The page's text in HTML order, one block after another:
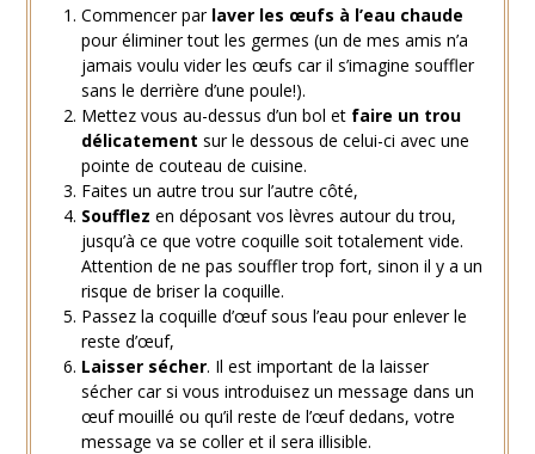
Commencer parlaver les œufs à l’eau chaude
pour éliminer tout les germes (un de mes amis n’a
jamais voulu vider les œufs car il s’imagine souffler
sans le derrière d’une poule!).
Mettez vous au-dessus d’un bol et faire un trou
délicatement sur le dessous de celui-ci avec une
pointe de couteau de cuisine.
Faites un autre trou sur l’autre côté,
Soufflez en déposant vos lèvres autour du trou,
jusqu’à ce que votre coquille soit totalement vide.
Attention de ne pas souffler trop fort, sinon il y a un
risque de briser la coquille.
Passez la coquille d’œuf sous l’eau pour enlever le
reste d’œuf,
Laisser sécher. Il est important de la laisser
sécher car si vous introduisez un message dans un
œuf mouillé ou qu’il reste de l’œuf dedans, votre
message va se coller et il sera illisible.